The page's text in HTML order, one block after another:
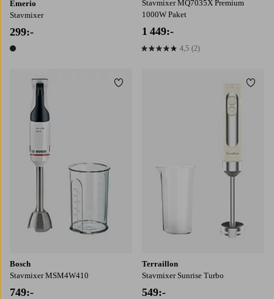
Emerio
Stavmixer
299:-
1 färg
Stavmixer MQ7035X Premium
1000W Paket
1 449:-
4,5 baserat på 2 st betyg
4,5 (2)
Bosch
Stavmixer MSM4W410
749:-
Lägg till i favoriter
Terraillon
Stavmixer Sunrise Turbo
549:-